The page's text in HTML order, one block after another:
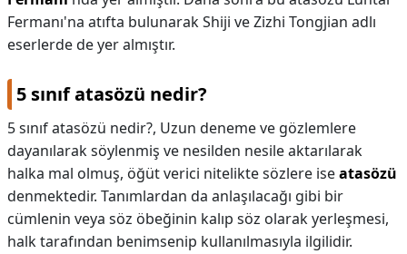
Fermanı'na atıfta bulunarak Shiji ve Zizhi Tongjian adlı
eserlerde de yer almıştır.
5 sınıf atasözü nedir?
5 sınıf atasözü nedir?, Uzun deneme ve gözlemlere
dayanılarak söylenmiş ve nesilden nesile aktarılarak
halka mal olmuş, öğüt verici nitelikte sözlere iseatasözü
denmektedir. Tanımlardan da anlaşılacağı gibi bir
cümlenin veya söz öbeğinin kalıp söz olarak yerleşmesi,
halk tarafından benimsenip kullanılmasıyla ilgilidir.